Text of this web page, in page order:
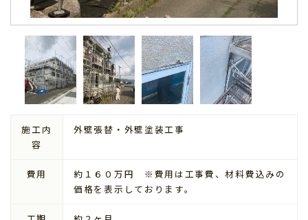
施工内
容
外壁張替・外壁塗装工事
費用
約１６０万円 ※費用は工事費、材料費込みの
価格を表示しております。